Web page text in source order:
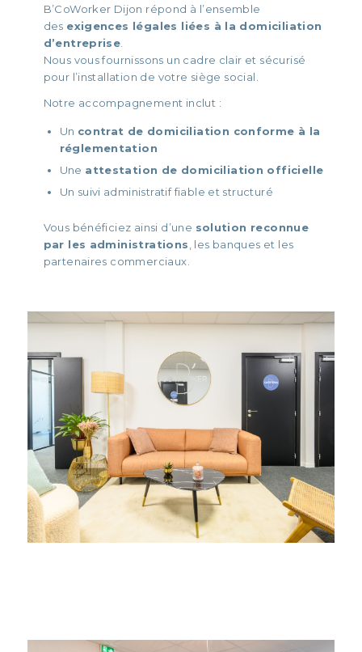
B’CoWorker Dijon répond à l’ensemble
des exigences légales liées à la domiciliation
d’entreprise
Nous vous fournissons un cadre clair et sécurisé
pour l’installation de votre siège social.
Notre accompagnement inclut :
Un contrat de domiciliation conforme à la
réglementation
Une attestation de domiciliation officielle
Un suivi administratif fiable et structuré
Vous bénéficiez ainsi d’une solution reconnue
par les administrations, les banques et les
partenaires commerciaux.